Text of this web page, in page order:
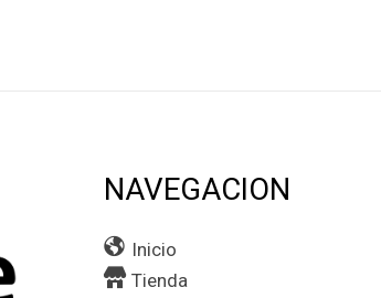
NAVEGACION
Inicio
Tienda